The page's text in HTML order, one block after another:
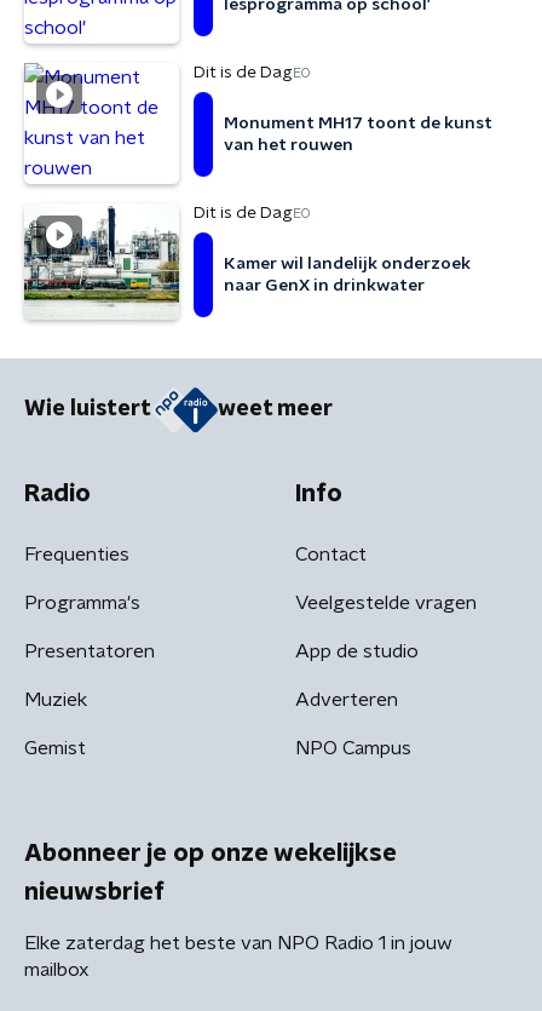
lesprogramma op school'
Dit is de DagEO
Monument MH17 toont de kunst
van het rouwen
Dit is de DagEO
Kamer wil landelijk onderzoek
naar GenX in drinkwater
Wie luistert weet meer
Radio
Frequenties
Programma's
Presentatoren
Muziek
Gemist
Info
Contact
Veelgestelde vragen
App de studio
Adverteren
NPO Campus
Abonneer je op onze wekelijkse
nieuwsbrief
Elke zaterdag het beste van NPO Radio 1 in jouw
mailbox